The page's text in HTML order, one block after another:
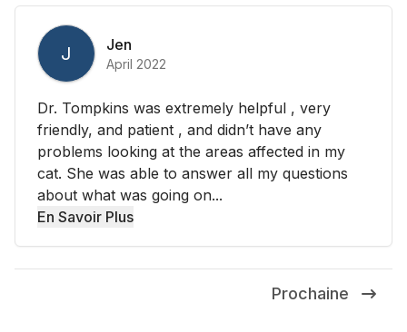
J Jen
April 2022
Dr. Tompkins was extremely helpful , very
friendly, and patient , and didn’t have any
problems looking at the areas affected in my
cat. She was able to answer all my questions
about what was going on...
En Savoir Plus
Prochaine